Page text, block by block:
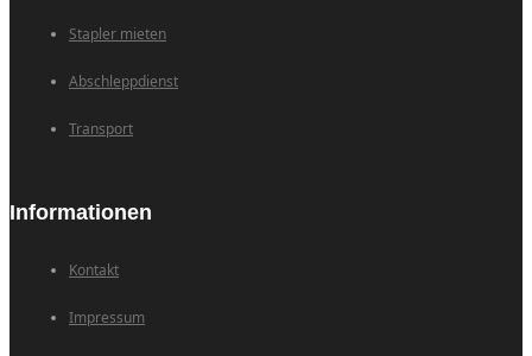
Stapler mieten
Abschleppdienst
Transport
Informationen
Kontakt
Impressum